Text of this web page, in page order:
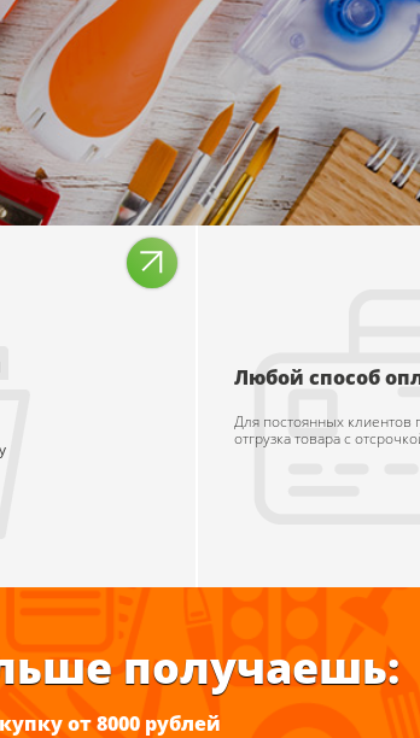
Подробнее
Любой способ
Для постоянных клиентов
отгрузка товара с
получаешь:
от 8000 рублей